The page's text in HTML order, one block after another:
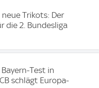
neue Trikots: Der
die 2. Bundesliga
Test in
schlägt Europa-